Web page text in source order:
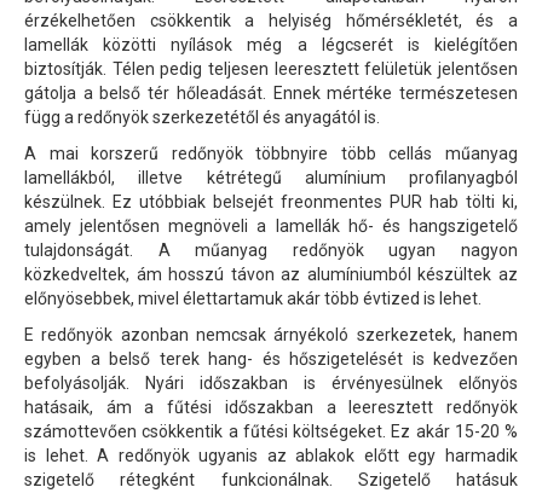
érzékelhetően csökkentik a helyiség hőmérsékletét, és a
lamellák közötti nyílások még a légcserét is kielégítően
biztosítják. Télen pedig teljesen leeresztett felületük jelentősen
gátolja a belső tér hőleadását. Ennek mértéke természetesen
függ a redőnyök szerkezetétől és anyagától is.
A mai korszerű redőnyök többnyire több cellás műanyag
lamellákból, illetve kétrétegű alumínium profilanyagból
készülnek. Ez utóbbiak belsejét freonmentes PUR hab tölti ki,
amely jelentősen megnöveli a lamellák hő- és hangszigetelő
tulajdonságát. A műanyag redőnyök ugyan nagyon
közkedveltek, ám hosszú távon az alumíniumból készültek az
előnyösebbek, mivel élettartamuk akár több évtized is lehet.
E redőnyök azonban nemcsak árnyékoló szerkezetek, hanem
egyben a belső terek hang- és hőszigetelését is kedvezően
befolyásolják. Nyári időszakban is érvényesülnek előnyös
hatásaik, ám a fűtési időszakban a leeresztett redőnyök
számottevően csökkentik a fűtési költségeket. Ez akár 15-20 %
is lehet. A redőnyök ugyanis az ablakok előtt egy harmadik
szigetelő rétegként funkcionálnak. Szigetelő hatásuk